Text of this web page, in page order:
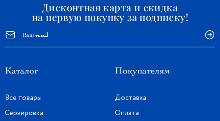
Дисконтная карта и скидка
на первую покупку за подписку!
Каталог
Все товары
Сервировка
Покупателям
Доставка
Оплата